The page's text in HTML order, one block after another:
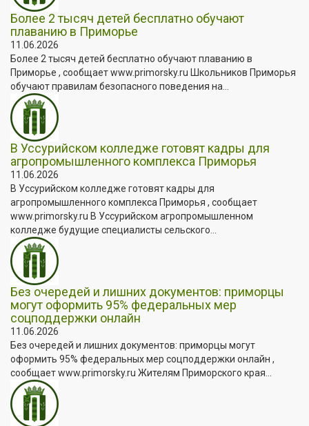
Более 2 тысяч детей бесплатно обучают
плаванию в Приморье
11.06.2026
Более 2 тысяч детей бесплатно обучают плаванию в
Приморье , сообщает www.primorsky.ru Школьников Приморья
обучают правилам безопасного поведения на...
В Уссурийском колледже готовят кадры для
агропромышленного комплекса Приморья
11.06.2026
В Уссурийском колледже готовят кадры для
агропромышленного комплекса Приморья , сообщает
www.primorsky.ru В Уссурийском агропромышленном
колледже будущие специалисты сельского...
Без очередей и лишних документов: приморцы
могут оформить 95% федеральных мер
соцподдержки онлайн
11.06.2026
Без очередей и лишних документов: приморцы могут
оформить 95% федеральных мер соцподдержки онлайн ,
сообщает www.primorsky.ru Жителям Приморского края...